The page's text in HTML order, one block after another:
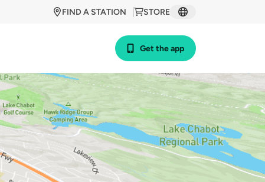
STORE
FIND A STATION
Get the app